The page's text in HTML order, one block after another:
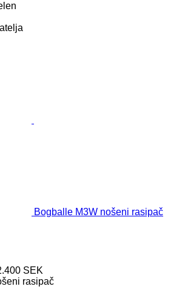
Bogballe M3W nošeni rasipač
SEK
rasipač